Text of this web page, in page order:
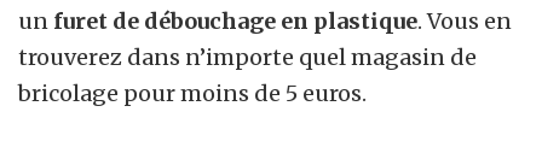
un furet de débouchage en plastique. Vous en
trouverez dans n’importe quel magasin de
bricolage pour moins de 5 euros.